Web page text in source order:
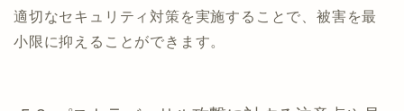
適切なセキュリティ対策を実施することで、被害を最
小限に抑えることができます。